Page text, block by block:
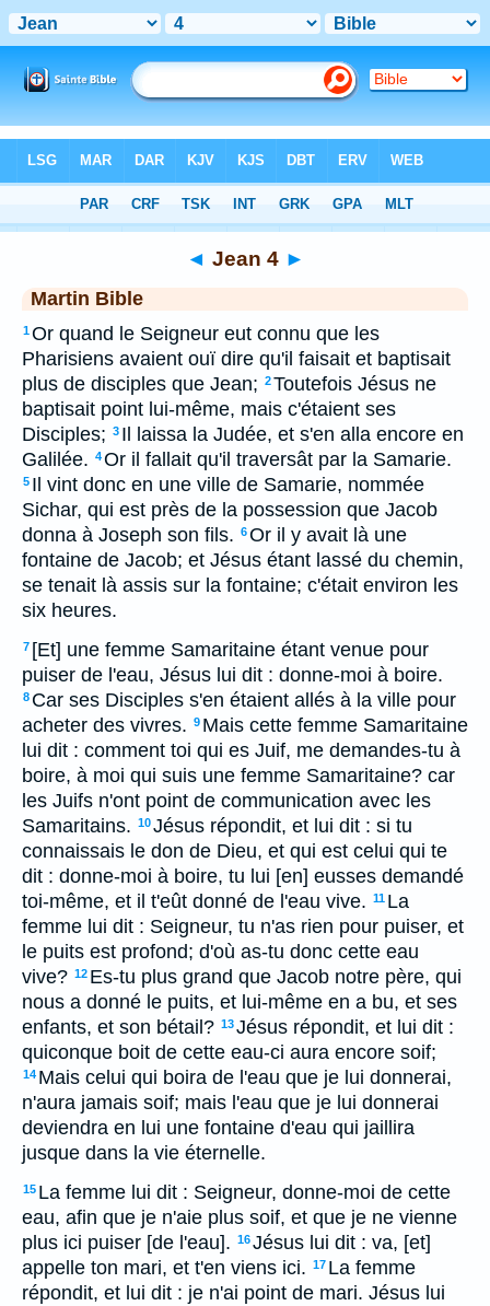
◄ Jean 4 ►
Martin Bible
1Or quand le Seigneur eut connu que les
Pharisiens avaient ouï dire qu'il faisait et baptisait
plus de disciples que Jean; 2Toutefois Jésus ne
baptisait point lui-même, mais c'étaient ses
Disciples; 3 Il laissa la Judée, et s'en alla encore en
Galilée. 4Or il fallait qu'il traversât par la Samarie.
5 Il vint donc en une ville de Samarie, nommée
Sichar, qui est près de la possession que Jacob
donna à Joseph son fils. 6Or il y avait là une
fontaine de Jacob; et Jésus étant lassé du chemin,
se tenait là assis sur la fontaine; c'était environ les
six heures.
7 [Et] une femme Samaritaine étant venue pour
puiser de l'eau, Jésus lui dit : donne-moi à boire.
8 Car ses Disciples s'en étaient allés à la ville pour
acheter des vivres. 9 Mais cette femme Samaritaine
lui dit : comment toi qui es Juif, me demandes-tu à
boire, à moi qui suis une femme Samaritaine? car
les Juifs n'ont point de communication avec les
Samaritains. 10Jésus répondit, et lui dit : si tu
connaissais le don de Dieu, et qui est celui qui te
dit : donne-moi à boire, tu lui [en] eusses demandé
toi-même, et il t'eût donné de l'eau vive. 11 La
femme lui dit : Seigneur, tu n'as rien pour puiser, et
le puits est profond; d'où as-tu donc cette eau
vive? 12 Es-tu plus grand que Jacob notre père, qui
nous a donné le puits, et lui-même en a bu, et ses
enfants, et son bétail? 13Jésus répondit, et lui dit :
quiconque boit de cette eau-ci aura encore soif;
14 Mais celui qui boira de l'eau que je lui donnerai,
n'aura jamais soif; mais l'eau que je lui donnerai
deviendra en lui une fontaine d'eau qui jaillira
jusque dans la vie éternelle.
15 La femme lui dit : Seigneur, donne-moi de cette
eau, afin que je n'aie plus soif, et que je ne vienne
plus ici puiser [de l'eau]. 16Jésus lui dit : va, [et]
appelle ton mari, et t'en viens ici. 17 La femme
répondit, et lui dit : je n'ai point de mari. Jésus lui